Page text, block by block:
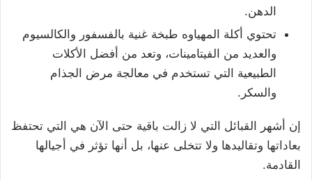
الدهن.
تحتوي أكلة المهياوه طبخة غنية بالفسفور والكالسيوم
والعديد من الفيتامينات، وتعد من أفضل الأكلات
الطبيعية التي تستخدم في معالجة مرض الجذام
والسكر.
إن أشهر القبائل التي لا زالت باقية حتى الآن هي التي تحتفظ
بعاداتها وتقاليدها ولا تتخلى عنها، بل أنها تؤثر في أجيالها
القادمة.